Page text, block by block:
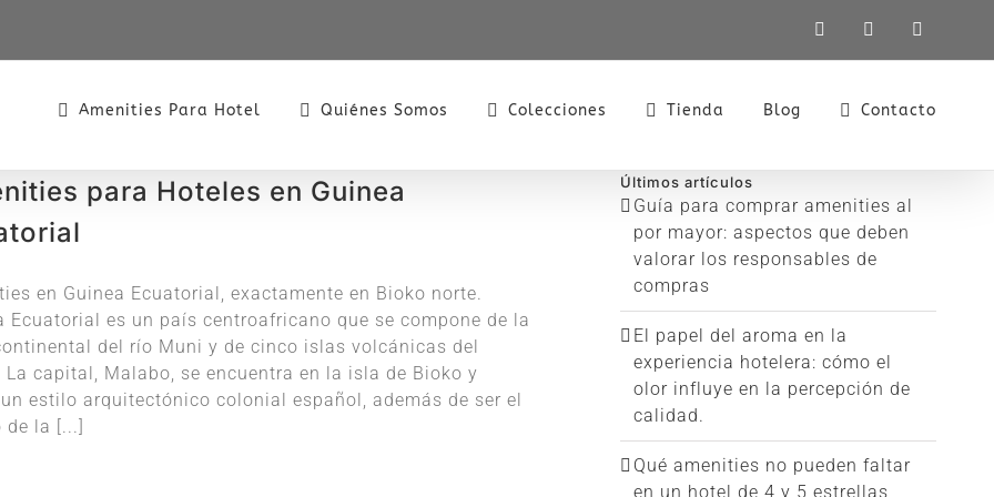
LinkedIn
X Instagram
Amenities Para Hotel Quiénes Somos Colecciones Tienda Blog Contacto
para Hoteles en Guinea
en Guinea Ecuatorial, exactamente en Bioko norte.
Ecuatorial es un país centroafricano que se compone de la
del río Muni y de cinco islas volcánicas del
capital, Malabo, se encuentra en la isla de Bioko y
estilo arquitectónico colonial español, además de ser el
de la [...]
Últimos artículos
Guía para comprar amenities al
por mayor: aspectos que deben
valorar los responsables de
compras
El papel del aroma en la
experiencia hotelera: cómo el
olor influye en la percepción de
calidad.
Qué amenities no pueden faltar
en un hotel de 4 y 5 estrellas